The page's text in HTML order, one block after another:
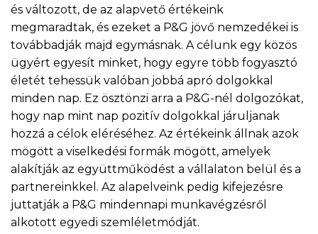
és változott, de az alapvető értékeink
megmaradtak, és ezeket a P&G jövő nemzedékei is
továbbadják majd egymásnak. A célunk egy közös
ügyért egyesít minket, hogy egyre több fogyasztó
életét tehessük valóban jobbá apró dolgokkal
minden nap. Ez ösztönzi arra a P&G-nél dolgozókat,
hogy nap mint nap pozitív dolgokkal járuljanak
hozzá a célok eléréséhez. Az értékeink állnak azok
mögött a viselkedési formák mögött, amelyek
alakítják az együttműködést a vállalaton belül és a
partnereinkkel. Az alapelveink pedig kifejezésre
juttatják a P&G mindennapi munkavégzésről
alkotott egyedi szemléletmódját.